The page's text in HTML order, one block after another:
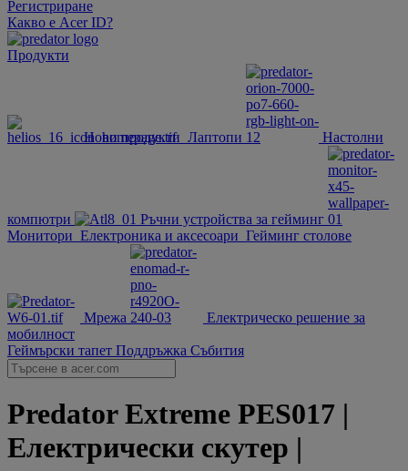
Регистриране
Какво е Acer ID?
Продукти
Нови продукти Лаптопи Настолни
компютри
Ръчни устройства за гейминг
Монитори Електроника и аксесоари Гейминг столове
Мрежа
Електрическо решение за
мобилност
Геймърски тапет Поддръжка Събития
Predator Extreme PES017 |
Електрически скутер |